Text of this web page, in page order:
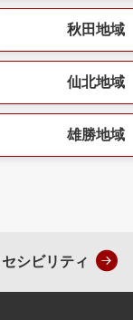
秋田地域
仙北地域
雄勝地域
シビリティ